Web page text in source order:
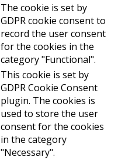
The cookie is set by
GDPR cookie consent to
record the user consent
for the cookies in the
category "Functional".
This cookie is set by
GDPR Cookie Consent
plugin. The cookies is
used to store the user
consent for the cookies
in the category
"Necessary".